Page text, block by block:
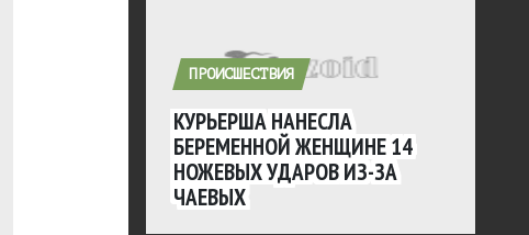
ПРОИСШЕСТВИЯ
КУРЬЕРША НАНЕСЛА
БЕРЕМЕННОЙ ЖЕНЩИНЕ 14
НОЖЕВЫХ УДАРОВ ИЗ-ЗА
ЧАЕВЫХ